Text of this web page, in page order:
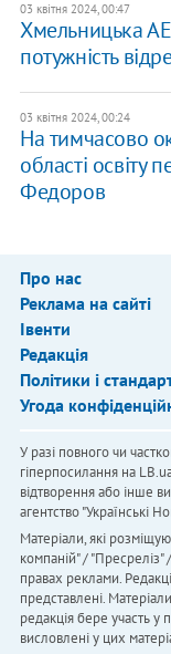
03 квітня 2024, 00:47
Хмельницька
потужність
03 квітня 2024, 00:24
На тимчасово
області освіту
Федоров
Про нас
Реклама на сайті
Івенти
Редакція
Політики і
Угода
У разі повного чи
гіперпосилання на
відтворення або інше
агентство "Українськi
Матеріали, які
компаній" /
правах реклами.
представлені.
редакція бере участь у
висловлені у цих